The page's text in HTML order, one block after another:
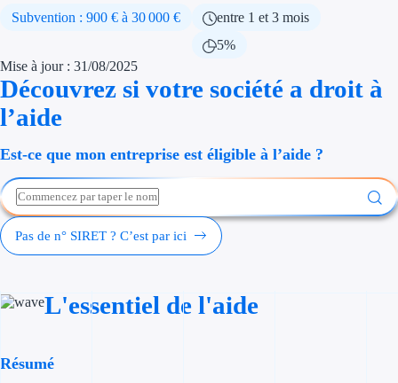
Aides RSE
Création
Cession
Subvention : 900 € à 30 000 €
entre 1 et 3 mois
5%
Mise à jour : 31/08/2025
Découvrez si votre société a droit à
l’aide
Est-ce que mon entreprise est éligible à l’aide ?
Pas de n° SIRET ? C’est par ici
L'essentiel de l'aide
Résumé